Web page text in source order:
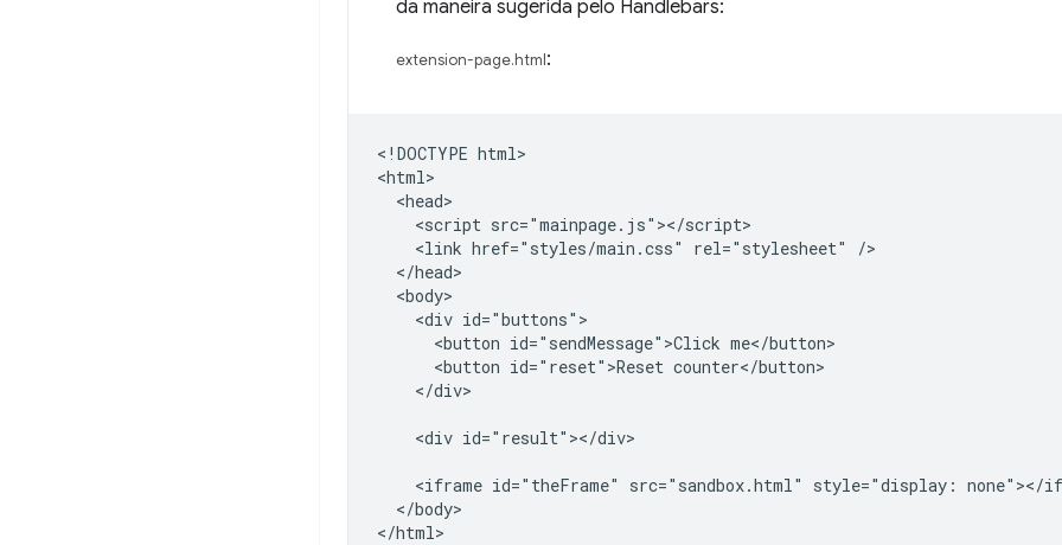
da maneira sugerida pelo Handlebars:
extension-page.html :
<!DOCTYPE html>
<html>
  <head>
    <script src="mainpage.js"></script>
    <link href="styles/main.css" rel="stylesheet" />
  </head>
  <body>
    <div id="buttons">
      <button id="sendMessage">Click me</button>
      <button id="reset">Reset counter</button>
    </div>
    <div id="result"></div>
<iframe id="theFrame" src="sandbox.html" style="display: none"></
  </body>